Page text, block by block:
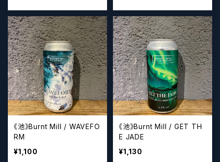
《池》Burnt Mill / WAVEFO
RM
¥1,100
《池》Burnt Mill / GET TH
E JADE
¥1,130